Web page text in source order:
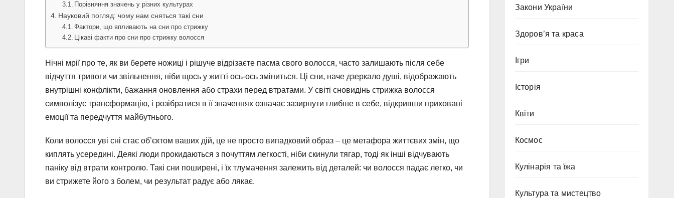
Порівняння значень у різних культурах
Науковий погляд: чому нам сняться такі сни
Фактори, що впливають на сни про стрижку
Цікаві факти про сни про стрижку волосся
Нічні мрії про те, як ви берете ножиці і рішуче відрізаєте пасма свого волосся, часто залишають після себе
відчуття тривоги чи звільнення, ніби щось у житті ось-ось зміниться. Ці сни, наче дзеркало душі, відображають
внутрішні конфлікти, бажання оновлення або страхи перед втратами. У світі сновидінь стрижка волосся
символізує трансформацію, і розібратися в її значеннях означає зазирнути глибше в себе, відкривши приховані
емоції та передчуття майбутнього.
Коли волосся уві сні стає об’єктом ваших дій, це не просто випадковий образ – це метафора життєвих змін, що
киплять усередині. Деякі люди прокидаються з почуттям легкості, ніби скинули тягар, тоді як інші відчувають
паніку від втрати контролю. Такі сни поширені, і їх тлумачення залежить від деталей: чи волосся падає легко, чи
ви стрижете його з болем, чи результат радує або лякає.
Закони України
Здоров’я та краса
Ігри
Історія
Квіти
Космос
Кулінарія та їжа
Культура та мистецтво